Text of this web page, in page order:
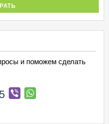
и поможем сделать